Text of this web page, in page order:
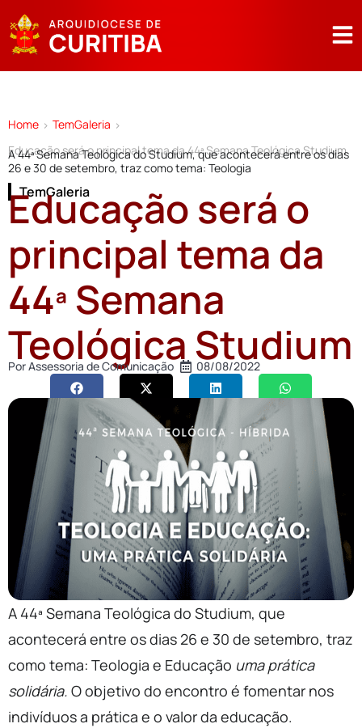
Home > TemGaleria >
Educação será o principal tema da 44ª Semana Teológica Studium
A 44ª Semana Teológica do Studium, que acontecerá entre os dias
26 e 30 de setembro, traz como tema: Teologia
TemGaleria
Educação será o
principal tema da
44ª Semana
Teológica Studium
PorAssessoria de Comunicação 08/08/2022
A 44ª Semana Teológica do Studium, que
acontecerá entre os dias 26 e 30 de setembro, traz
como tema: Teologia e Educação uma prática
solidária. O objetivo do encontro é fomentar nos
indivíduos a prática e o valor da educação.